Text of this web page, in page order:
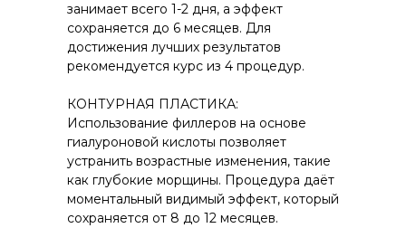
занимает всего 1-2 дня, а эффект
сохраняется до 6 месяцев. Для
достижения лучших результатов
рекомендуется курс из 4 процедур.
КОНТУРНАЯ ПЛАСТИКА:
Использование филлеров на основе
гиалуроновой кислоты позволяет
устранить возрастные изменения, такие
как глубокие морщины. Процедура даёт
моментальный видимый эффект, который
сохраняется от 8 до 12 месяцев.